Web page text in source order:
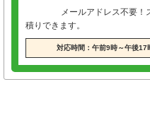
メールアドレス不要！
積りできます。
対応時間：午前9時～午後17